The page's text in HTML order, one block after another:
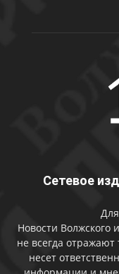
Сетевое
Новости Волжского
не всегда
несет